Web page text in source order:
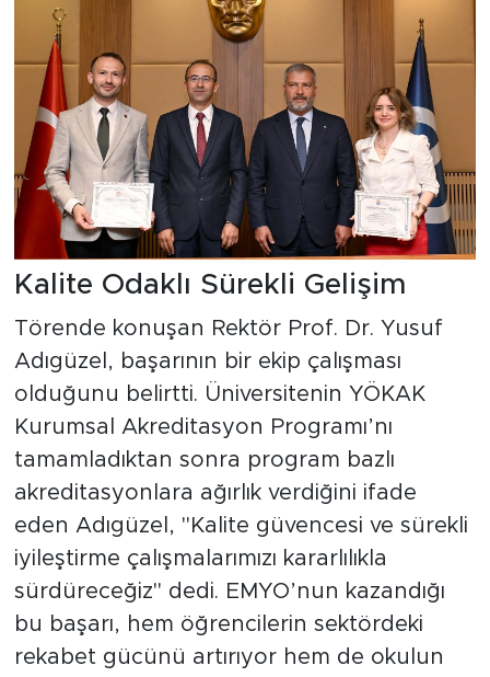
Kalite Odaklı Sürekli Gelişim
Törende konuşan Rektör Prof. Dr. Yusuf
Adıgüzel, başarının bir ekip çalışması
olduğunu belirtti. Üniversitenin YÖKAK
Kurumsal Akreditasyon Programı’nı
tamamladıktan sonra program bazlı
akreditasyonlara ağırlık verdiğini ifade
eden Adıgüzel, "Kalite güvencesi ve sürekli
iyileştirme çalışmalarımızı kararlılıkla
sürdüreceğiz" dedi. EMYO’nun kazandığı
bu başarı, hem öğrencilerin sektördeki
rekabet gücünü artırıyor hem de okulun